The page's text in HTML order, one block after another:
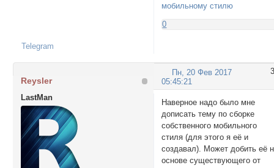
мобильному стилю
0
Telegram
3
Пн, 20 Фев 2017
05:45:21
Reysler
LastMan
Наверное надо было мне
дописать тему по сборке
собственного мобильного
стиля (для этого я её и
создавал). Может добить её
основе существующего от